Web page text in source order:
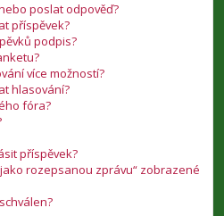
poslat odpověď?
příspěvek?
podpis?
více možností?
hlasování?
fóra?
příspěvek?
rozepsanou zprávu“ zobrazené